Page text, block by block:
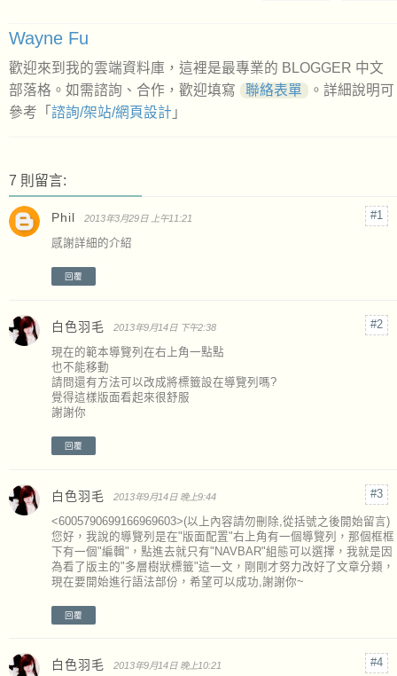
Wayne Fu
歡迎來到我的雲端資料庫，這裡是最專業的 BLOGGER 中文
部落格。如需諮詢、合作，歡迎填寫
聯絡表單
。詳細說明可
參考「 諮詢/架站/網頁設計 」
7 則留言:
Phil 2013年3月29日 上午11:21
感謝詳細的介紹
回覆
白色羽毛 2013年9月14日 下午2:38
現在的範本導覽列在右上角一點點
也不能移動
請問還有方法可以改成將標籤設在導覽列嗎?
覺得這樣版面看起來很舒服
謝謝你
回覆
白色羽毛 2013年9月14日 晚上9:44
<6005790699166969603>(以上內容請勿刪除,從括號之後開始留言)
您好，我說的導覽列是在"版面配置"右上角有一個導覽列，那個框框
下有一個"編輯"，點進去就只有"NAVBAR"組態可以選擇，我就是因
為看了版主的"多層樹狀標籤"這一文，剛剛才努力改好了文章分類，
現在要開始進行語法部份，希望可以成功,謝謝你~
回覆
白色羽毛 2013年9月14日 晚上10:21